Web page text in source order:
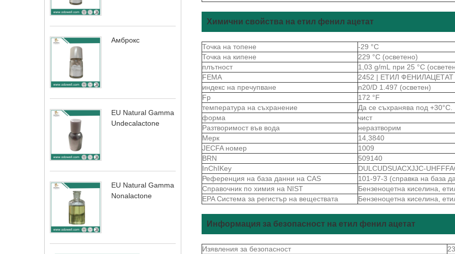
Амброкс
EU Natural Gamma
Undecalactone
EU Natural Gamma
Nonalactone
Химични свойства на етил фенил ацетат
Точка на топене
-29 °C
Точка на кипене
229 °C (осветено)
плътност
1,03 g/mL при 25 °C
FEMA
2452 | ЕТИЛ ФЕНИЛАЦЕТАТ
индекс на пречупване
n20/D 1.497 (осветен)
Fp
172 °F
температура на съхранение
Да се ​​съхранява под +30°C.
форма
чист
Разтворимост във вода
неразтворим
Мерк
14,3840
JECFA номер
1009
BRN
509140
InChIKey
DULCUDSUACXJJC-
Референция на база данни на CAS
101-97-3 (справка на база
Справочник по химия на NIST
Бензеноцетна киселина,
EPA Система за регистър на веществата
Бензеноцетна киселина,
Информация за безопасност на етил фенил ацетат
Изявления за безопасност